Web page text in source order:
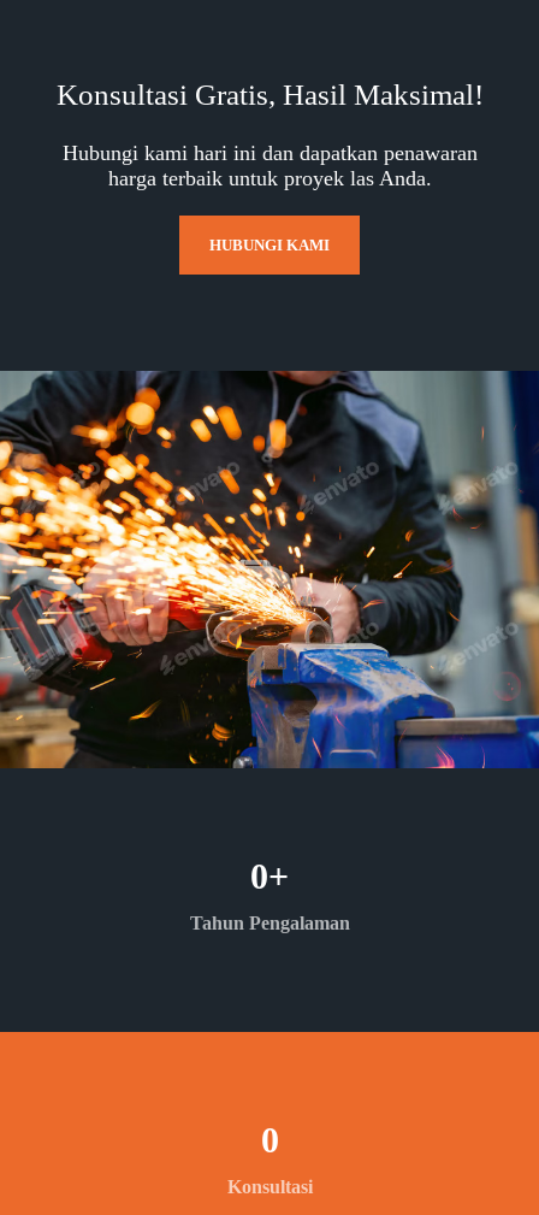
Konsultasi Gratis, Hasil Maksimal!
Hubungi kami hari ini dan dapatkan penawaran
harga terbaik untuk proyek las Anda.
HUBUNGI KAMI
Tahun Pengalaman
0+
Konsultasi
0